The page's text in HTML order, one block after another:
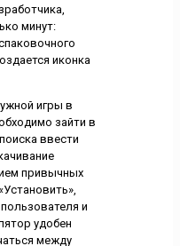
минут:
иконка
игры в
зайти в
ввести
привычных
и
удобен
между